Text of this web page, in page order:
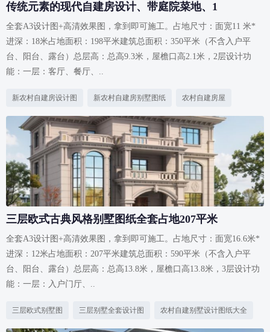
传统元素的现代自建房设计、带庭院菜地、1
全套A3设计图+高清效果图，拿到即可施工。占地尺寸：面宽11 米*
进深：18米占地面积：198平米建筑总面积：350平米（不含入户平
台、阳台、露台）总层高：总高9.3米，屋檐口高2.1米，2层设计功
能：一层：客厅、餐厅、..
新农村自建房设计图 新农村自建房别墅图纸 农村自建房屋
三层欧式古典风格别墅图纸全套占地207平米
全套A3设计图+高清效果图，拿到即可施工。占地尺寸：面宽16.6米*
进深：12米占地面积：207平米建筑总面积：590平米（不含入户平
台、阳台、露台）总层高：总高13.8米，屋檐口高13.8米，3层设计功
能：一层：入户门厅、..
三层欧式别墅图 三层别墅全套设计图 农村自建别墅设计图纸大全